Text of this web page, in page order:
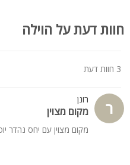
חוות דעת על הוילה
3 חוות דעת
ר רונן
מקום מצוין
מקום מצוין עם יחס נהדר